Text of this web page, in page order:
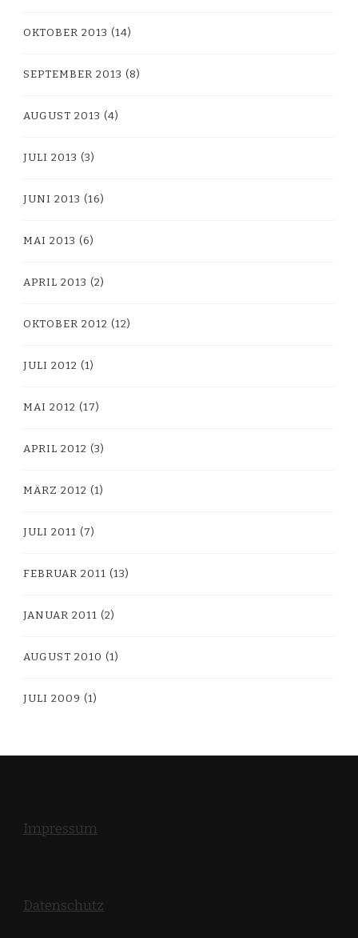
OKTOBER 2013 (14)
SEPTEMBER 2013 (8)
AUGUST 2013 (4)
JULI 2013 (3)
JUNI 2013 (16)
MAI 2013 (6)
APRIL 2013 (2)
OKTOBER 2012 (12)
JULI 2012 (1)
MAI 2012 (17)
APRIL 2012 (3)
MÄRZ 2012 (1)
JULI 2011 (7)
FEBRUAR 2011 (13)
JANUAR 2011 (2)
AUGUST 2010 (1)
JULI 2009 (1)
Impressum
Datenschutz